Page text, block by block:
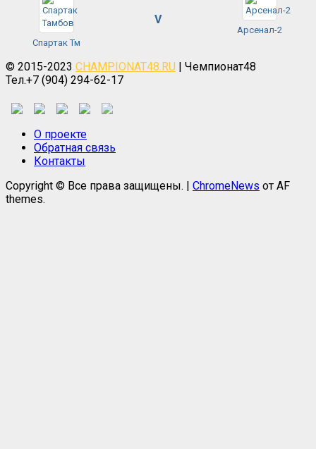
Спартак Тм
V
Арсенал-2
© 2015-2023 CHAMPIONAT48.RU | Чемпионат48
Тел.+7 (904) 294-62-17
О проекте
Обратная связь
Контакты
Copyright © Все права защищены.
ChromeNews от AF
themes.